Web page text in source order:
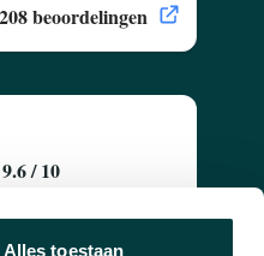
Alles toestaan
208 beoordelingen
/ 10